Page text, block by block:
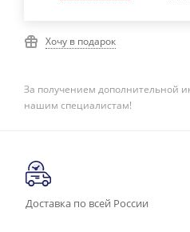
Хочу в подарок
За получением дополнительной
нашим специалистам!
Доставка по всей России